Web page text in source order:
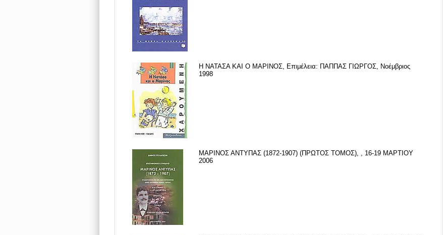
Η ΝΑΤΑΣΑ ΚΑΙ Ο ΜΑΡΙΝΟΣ, Επιμέλεια: ΠΑΠΠΑΣ ΓΙΩΡΓΟΣ, Νοέμβριος
1998
ΜΑΡΙΝΟΣ ΑΝΤΥΠΑΣ (1872-1907) (ΠΡΩΤΟΣ ΤΟΜΟΣ), , 16-19 ΜΑΡΤΙΟΥ
2006